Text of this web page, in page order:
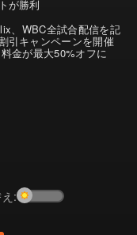
が勝利
、WBC全試合配信を記
引キャンペーンを開催
金が最大50%オフに
: